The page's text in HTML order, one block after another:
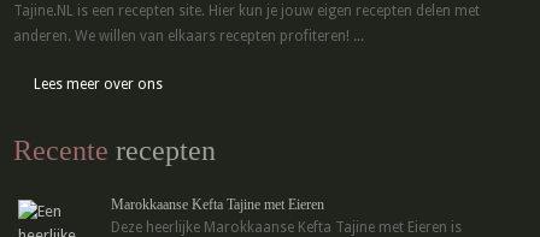
Tajine.NL is een recepten site. Hier kun je jouw eigen recepten delen met
anderen. We willen van elkaars recepten profiteren! ...
Lees meer over ons
Recente recepten
Marokkaanse Kefta Tajine met Eieren
Deze heerlijke Marokkaanse Kefta Tajine met Eieren is